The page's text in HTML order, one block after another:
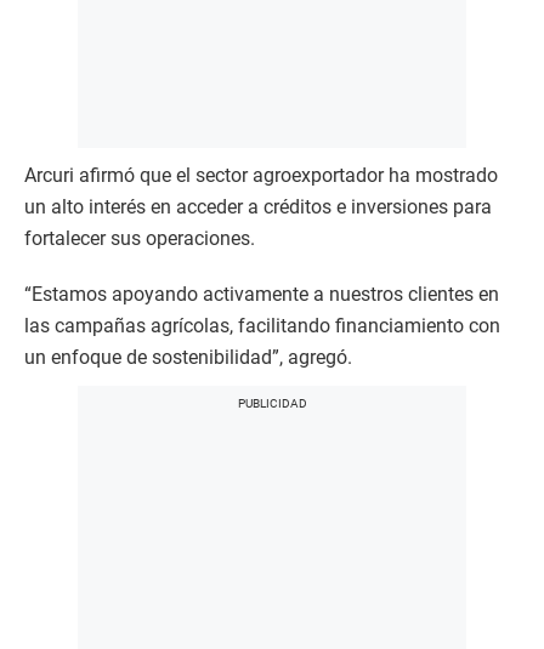
Arcuri afirmó que el sector agroexportador ha mostrado
un alto interés en acceder a créditos e inversiones para
fortalecer sus operaciones.
“Estamos apoyando activamente a nuestros clientes en
las campañas agrícolas, facilitando financiamiento con
un enfoque de sostenibilidad”, agregó.